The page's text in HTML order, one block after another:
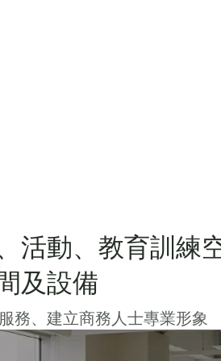
活動、教育訓練
及設備
務、建立商務人士專業形象